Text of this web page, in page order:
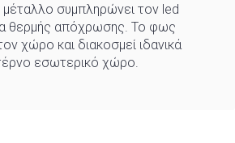
συμπληρώνει τον led
θερμής απόχρωσης. Το φως
χώρο και διακοσμεί ιδανικά
εσωτερικό χώρο.